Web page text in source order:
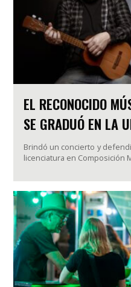
EL RECONOCIDO
SE GRADUÓ EN LA
Brindó un concierto y
licenciatura en Composición